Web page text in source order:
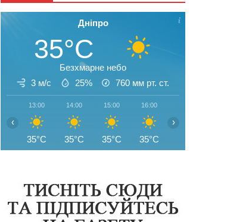
Дніпро
35°C
Безхмарне небо
3 м/с
25% 760 мм рт. ст.
13:00
35°C
14:00
35°C
15:00
35°C
16:00
35°C
‹ ›